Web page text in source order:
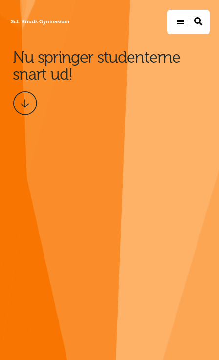
Sct. Knuds Gymnasium
Nu springer studenterne
snart ud!
Scroll